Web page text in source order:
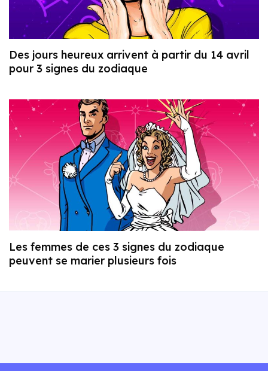
Des jours heureux arrivent à partir du 14 avril
pour 3 signes du zodiaque
Les femmes de ces 3 signes du zodiaque
peuvent se marier plusieurs fois